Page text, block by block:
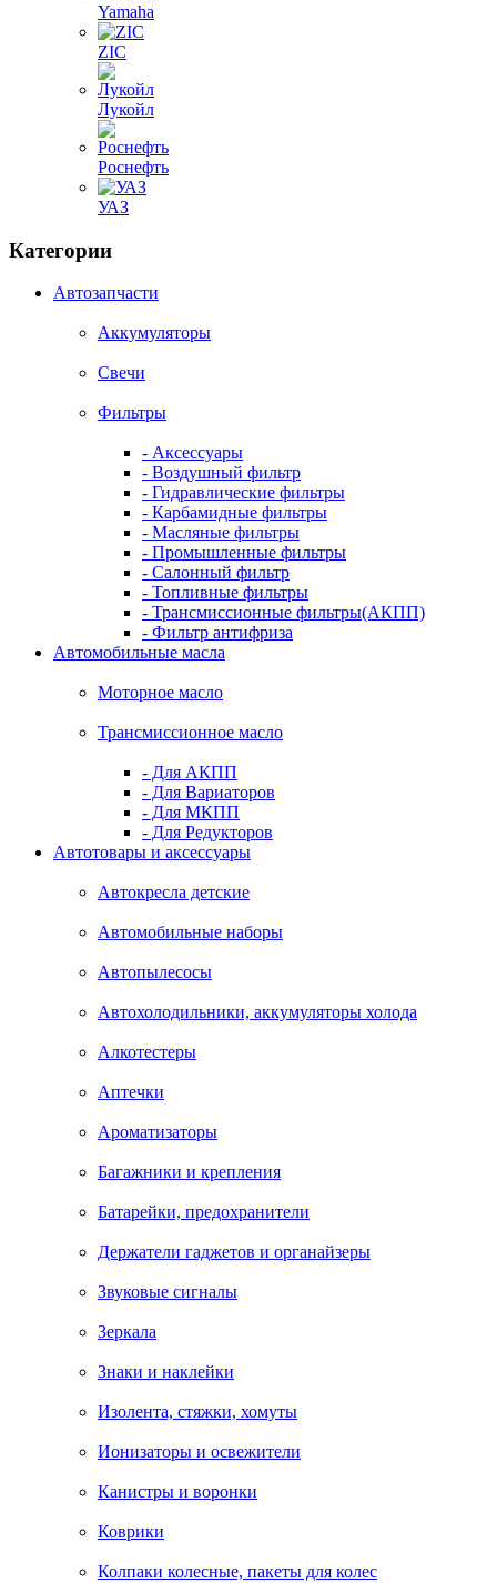
Yamaha
ZIC
Лукойл
Роснефть
УАЗ
Категории
Автозапчасти
Аккумуляторы
Свечи
Фильтры
- Аксессуары
- Воздушный фильтр
- Гидравлические фильтры
- Карбамидные фильтры
- Масляные фильтры
- Промышленные фильтры
- Салонный фильтр
- Топливные фильтры
- Трансмиссионные фильтры(АКПП)
- Фильтр антифриза
Автомобильные масла
Моторное масло
Трансмиссионное масло
- Для АКПП
- Для Вариаторов
- Для МКПП
- Для Редукторов
Автотовары и аксессуары
Автокресла детские
Автомобильные наборы
Автопылесосы
Автохолодильники, аккумуляторы холода
Алкотестеры
Аптечки
Ароматизаторы
Багажники и крепления
Батарейки, предохранители
Держатели гаджетов и органайзеры
Звуковые сигналы
Зеркала
Знаки и наклейки
Изолента, стяжки, хомуты
Ионизаторы и освежители
Канистры и воронки
Коврики
Колпаки колесные, пакеты для колес